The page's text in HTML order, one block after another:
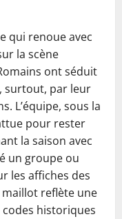
qui renoue avec
la scène
ont séduit
surtout, par leur
L’équipe, sous la
pour rester
la saison avec
un groupe ou
les affiches des
maillot reflète une
historiques